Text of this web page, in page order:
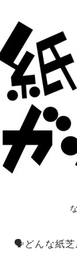
🗣️どんな紙芝